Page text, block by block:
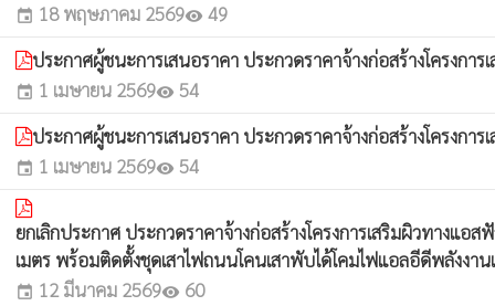
event 18 พฤษภาคม 2569visibility 49
ประกาศผู้ชนะการเสนอราคา ประกวดราคาจ้างก่อสร้างโครง
event 1 เมษายน 2569visibility 54
ประกาศผู้ชนะการเสนอราคา ประกวดราคาจ้างก่อสร้างโครง
event 1 เมษายน 2569visibility 54
ยกเลิกประกาศ ประกวดราคาจ้างก่อสร้างโครงการเสริมผิวทา
เมตร พร้อมติดตั้งชุดเสาไฟถนนโคนเสาพับได้โคมไฟแอลอีดีพลังง
event 12 มีนาคม 2569visibility 60